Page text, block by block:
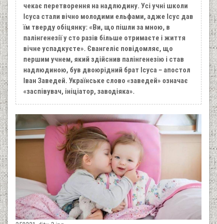
чекає перетворення на надлюдину. Усі учні школи
Ісуса стали вічно молодими ельфами, адже Ісус дав
їм тверду обіцянку: «Ви, що пішли за мною, в
палінгенезії у сто разів більше отримаєте і життя
вічне успадкуєте». Євангеліє повідомляє, що
першим учнем, який здійснив палінгенезію і став
надлюдиною, був двоюрідний брат Ісуса – апостол
Іван Заведей. Українське слово «заведей» означає
«заспівувач, ініціатор, заводіяка».